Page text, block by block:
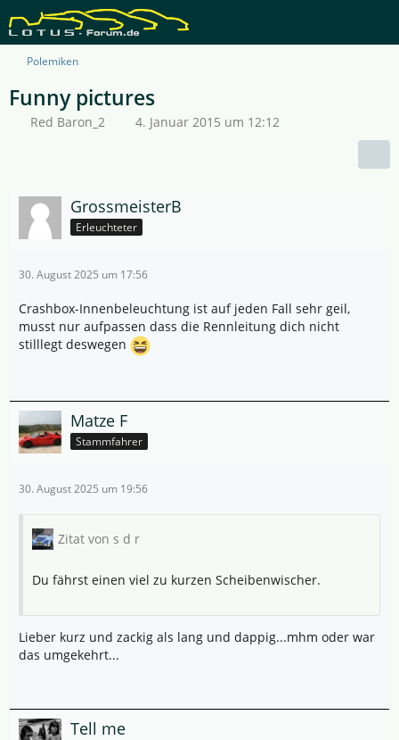
Polemiken
Funny pictures
Red Baron_2 4. Januar 2015 um 12:12
GrossmeisterB
Erleuchteter
30. August 2025 um 17:56
Crashbox-Innenbeleuchtung ist auf jeden Fall sehr geil,
musst nur aufpassen dass die Rennleitung dich nicht
stilllegt deswegen
Matze F
Stammfahrer
30. August 2025 um 19:56
Zitat von s d r
Du fährst einen viel zu kurzen Scheibenwischer.
Lieber kurz und zackig als lang und dappig...mhm oder war
das umgekehrt...
Tell me